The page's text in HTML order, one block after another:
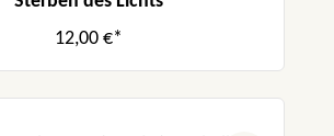
12,00 €*